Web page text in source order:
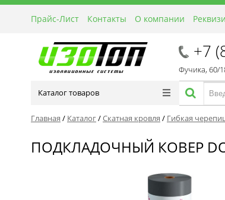
Прайс-Лист Контакты О компании
+7
Фучика, 60/
Каталог товаров
Главная / Каталог/Скатная кровля / Гибкая
ПОДКЛАДОЧНЫЙ КОВЕР